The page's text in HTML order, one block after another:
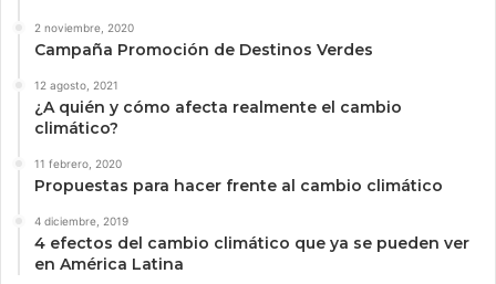
2 noviembre, 2020
Campaña Promoción de Destinos Verdes
12 agosto, 2021
¿A quién y cómo afecta realmente el cambio
climático?
11 febrero, 2020
Propuestas para hacer frente al cambio climático
4 diciembre, 2019
4 efectos del cambio climático que ya se pueden ver
en América Latina